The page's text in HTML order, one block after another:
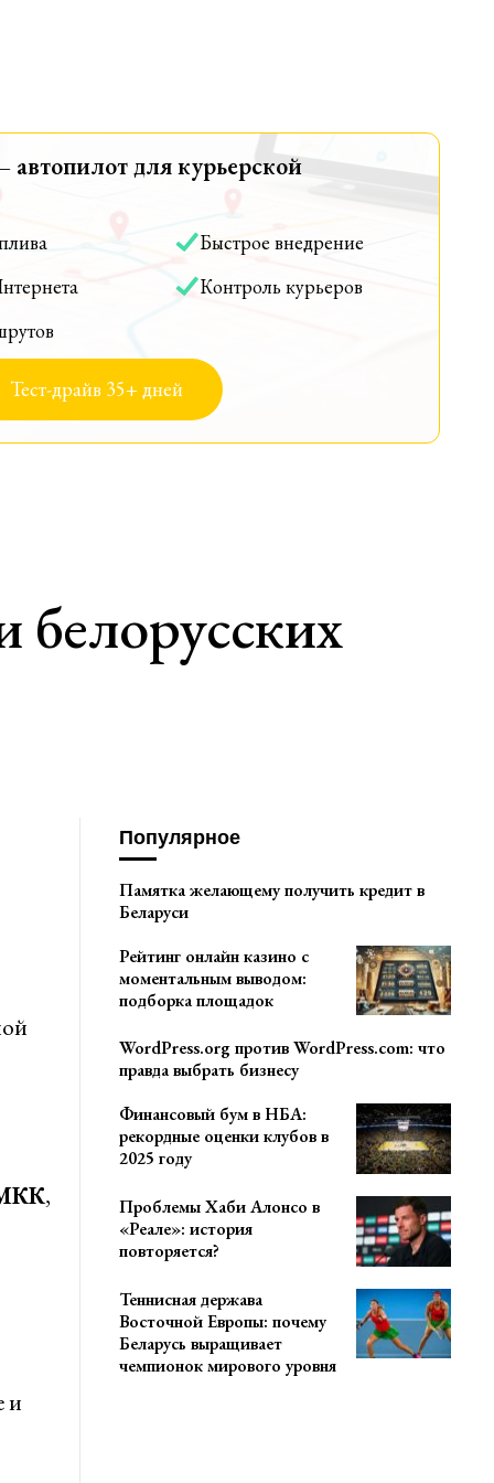
для курьерской
Быстрое внедрение
Контроль курьеров
Тест-драйв 35+ дней
,
и
Популярное
Памятка желающему получить кредит в
Беларуси
Рейтинг онлайн казино с
моментальным выводом:
подборка площадок
WordPress.org против WordPress.com: что
правда выбрать бизнесу
Финансовый бум в НБА:
рекордные оценки клубов в
2025 году
Проблемы Хаби Алонсо в
«Реале»: история
повторяется?
Теннисная держава
Восточной Европы: почему
Беларусь выращивает
чемпионок мирового уровня